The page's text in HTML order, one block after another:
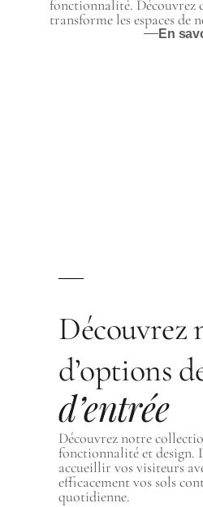
fonctionnalité.
transforme les espaces de
En
Découvrez
d’options
d’entrée
Découvrez notre
fonctionnalité et design.
accueillir vos visiteurs
efficacement vos sols
quotidienne.